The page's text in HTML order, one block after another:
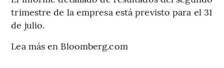
trimestre de la empresa está previsto para el 31
de julio.
Lea más en Bloomberg.com